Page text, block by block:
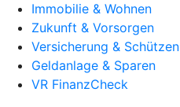
Immobilie & Wohnen
Zukunft & Vorsorgen
Versicherung & Schützen
Geldanlage & Sparen
VR FinanzCheck